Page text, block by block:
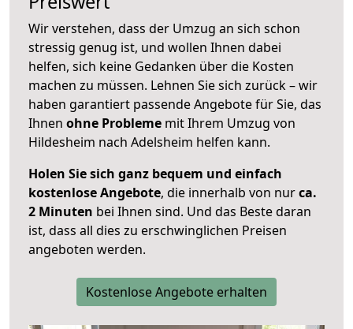
Wir verstehen, dass der Umzug an sich schon
stressig genug ist, und wollen Ihnen dabei
helfen, sich keine Gedanken über die Kosten
machen zu müssen. Lehnen Sie sich zurück – wir
haben garantiert passende Angebote für Sie, das
Ihnen ohne Probleme mit Ihrem Umzug von
Hildesheim nach Adelsheim helfen kann.
Holen Sie sich ganz bequem und einfach
kostenlose Angebote, die innerhalb von nurca.
2 Minuten bei Ihnen sind. Und das Beste daran
ist, dass all dies zu erschwinglichen Preisen
angeboten werden.
Kostenlose Angebote erhalten